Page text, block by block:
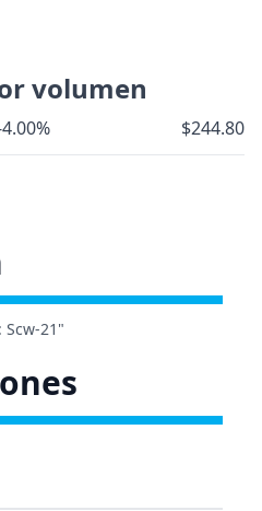
volumen
$244.80
Scw-21"